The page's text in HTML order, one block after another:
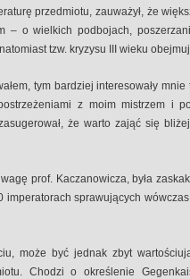
przedmiotu, zauważył, że
– o wielkich podbojach,
tzw. kryzysu III wieku
tym bardziej interesowały
z moim mistrzem i
że warto zająć się
prof. Kaczanowicza, była
imperatorach sprawujących
może być jednak zbyt
Chodzi o określenie